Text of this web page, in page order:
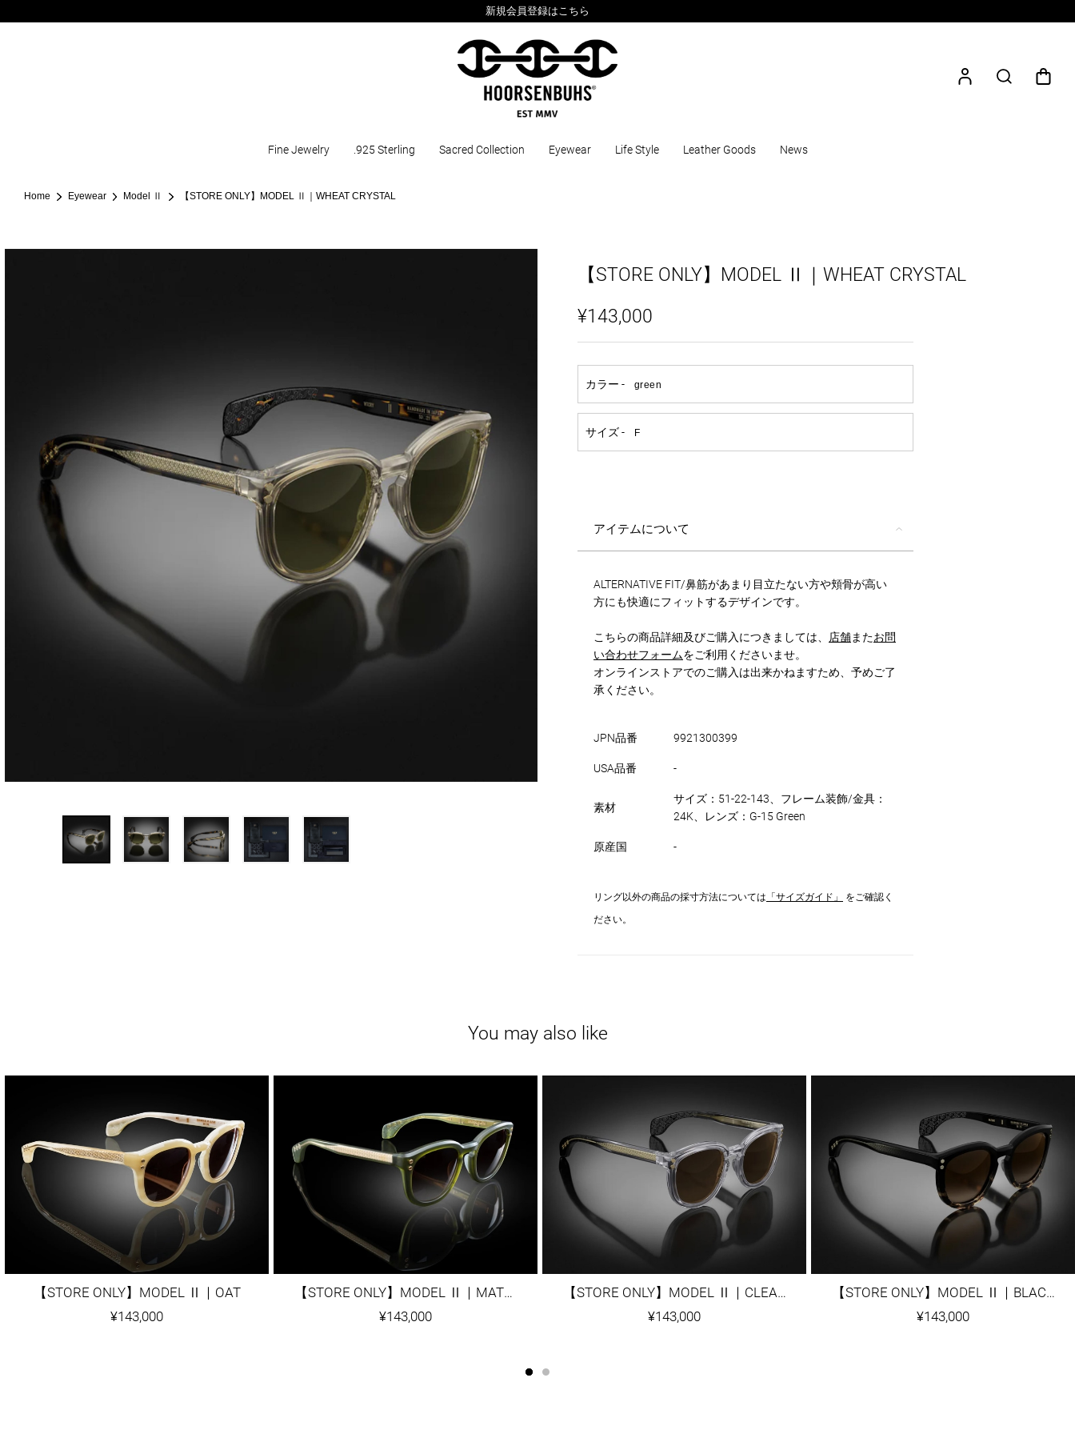
新規会員登録はこちら
Fine Jewelry .925 Sterling Sacred Collection Eyewear Life Style Leather Goods News
Home Eyewear Model Ⅱ 【STORE ONLY】MODEL Ⅱ｜WHEAT CRYSTAL
【STORE ONLY】MODEL Ⅱ｜WHEAT CRYSTAL
¥143,000
アイテムについて
ALTERNATIVE FIT/鼻筋があまり目立たない方や頬骨が高い
方にも快適にフィットするデザインです。
こちらの商品詳細及びご購入につきましては、 店舗またお問
い合わせフォームをご利用くださいませ。
オンラインストアでのご購入は出来かねますため、予めご了
承ください。
JPN品番 9921300399
USA品番 -
素材
サイズ：51-22-143、フレーム装飾/金具：
24K、レンズ：G-15 Green
原産国 -
リング以外の商品の採寸方法については 「サイズガイド」
をご確認く
ださい。
You may also like
【STORE ONLY】MODEL Ⅱ｜OAT
¥143,000
【STORE ONLY】MODEL Ⅱ｜MATTE ARMY GREEN
¥143,000
【STORE ONLY】MODEL Ⅱ｜CLEAR GREY
¥143,000
【STORE ONLY】MODEL Ⅱ｜BLACK/TORTOISE FADE
¥143,000